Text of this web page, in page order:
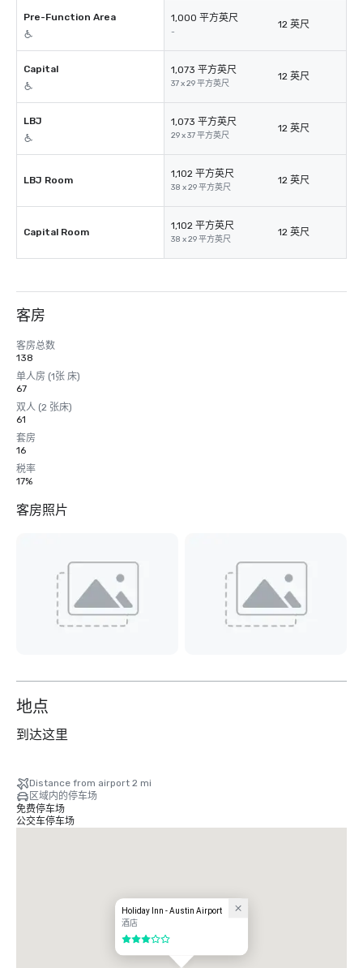
Pre-Function Area 1,000 平方英尺
-
12 英尺
Capital 1,073 平方英尺
37 x 29 平方英尺
12 英尺
LBJ 1,073 平方英尺
29 x 37 平方英尺
12 英尺
LBJ Room
1,102 平方英尺
38 x 29 平方英尺
12 英尺
Capital Room
1,102 平方英尺
38 x 29 平方英尺
12 英尺
客房
客房总数
138
单人房 (1张 床)
67
双人 (2 张床)
61
套房
16
税率
17%
客房照片
地点
到达这里
Distance from airport 2 mi
区域内的停车场
免费停车场
公交车停车场
Holiday Inn - Austin Airport
酒店
3/5